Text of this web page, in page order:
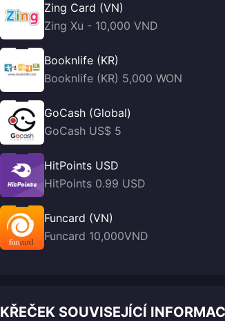
Zing Card (VN)
Zing Xu - 10,000 VND
Booknlife (KR)
Booknlife (KR) 5,000 WON
GoCash (Global)
GoCash US$ 5
HitPoints USD
HitPoints 0.99 USD
Funcard (VN)
Funcard 10,000VND
KŘEČEK SOUVISEJÍCÍ